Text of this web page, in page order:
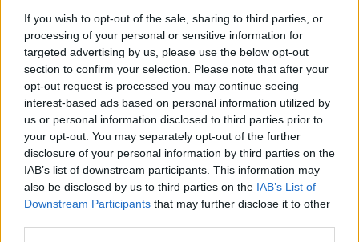
If you wish to opt-out of the sale, sharing to third parties, or
processing of your personal or sensitive information for
targeted advertising by us, please use the below opt-out
section to confirm your selection. Please note that after your
opt-out request is processed you may continue seeing
interest-based ads based on personal information utilized by
us or personal information disclosed to third parties prior to
your opt-out. You may separately opt-out of the further
disclosure of your personal information by third parties on the
IAB’s list of downstream participants. This information may
also be disclosed by us to third parties on the IAB’s List of
Downstream Participants that may further disclose it to other
30 de juliol de 2026
Amposta viurà unes festes amb més
de 200 actes i l’expectació per l’eclipsi
31 de juliol de 2026
Només 3 de cada 10 turistes visiten la
regió de l’Ebre durant juliol i agost
31 de juliol de 2026